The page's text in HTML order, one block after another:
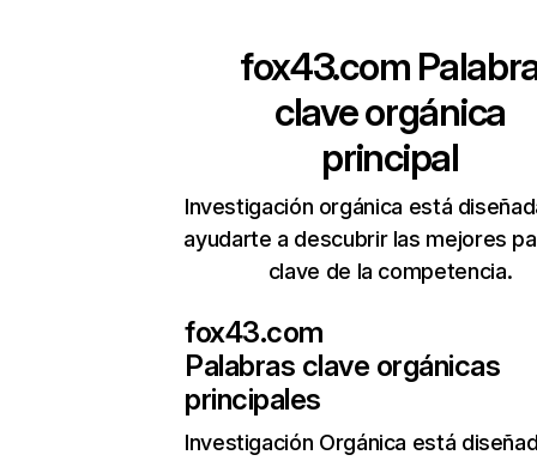
fox43.com
clave orgánica
principal
Investigación orgánica está
ayudarte a descubrir las mejores
clave de la competencia.
fox43.com
Palabras clave orgánicas
principales
Investigación Orgánica está